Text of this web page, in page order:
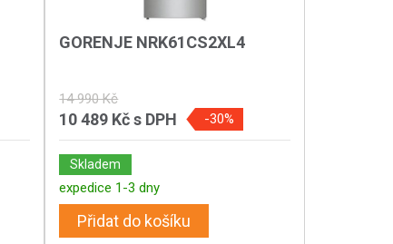
GORENJE NRK61CS2XL4
14 990 Kč
10 489 Kčs DPH -30%
Skladem
expedice 1-3 dny
Přidat do košíku